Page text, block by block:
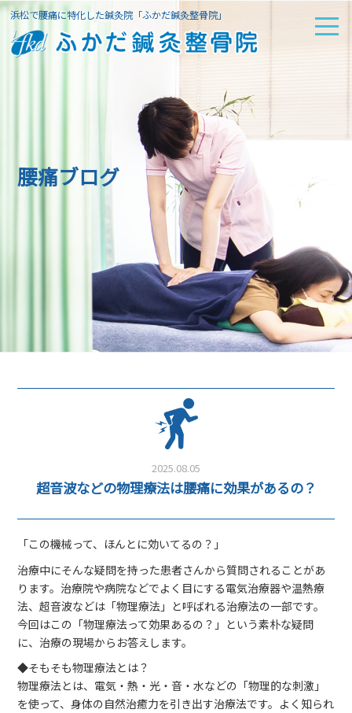
浜松で腰痛に特化した鍼灸院「ふかだ鍼灸整骨院」
腰痛ブログ
2025.08.05
超音波などの物理療法は腰痛に効果があるの？
「この機械って、ほんとに効いてるの？」
治療中にそんな疑問を持った患者さんから質問されることがあ
ります。治療院や病院などでよく目にする電気治療器や温熱療
法、超音波などは「物理療法」と呼ばれる治療法の一部です。
今回はこの「物理療法って効果あるの？」という素朴な疑問
に、治療の現場からお答えします。
◆そもそも物理療法とは？
物理療法とは、電気・熱・光・音・水などの「物理的な刺激」
を使って、身体の自然治癒力を引き出す治療法です。よく知られ